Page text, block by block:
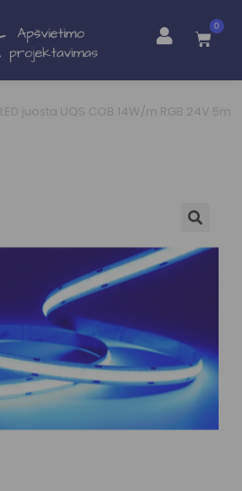
0
LED juosta UQS COB 14W/m RGB 24V 5m